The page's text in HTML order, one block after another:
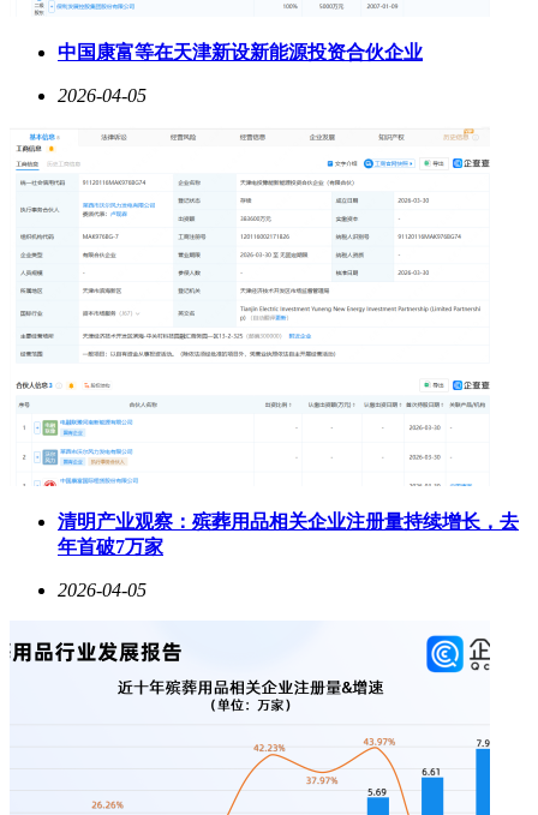
中国康富等在天津新设新能源投资合伙企业
2026-04-05
清明产业观察：殡葬用品相关企业注册量持续增长，去
年首破7万家
2026-04-05